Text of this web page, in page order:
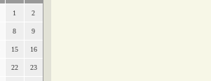
1 2
8 9
15 16
22 23